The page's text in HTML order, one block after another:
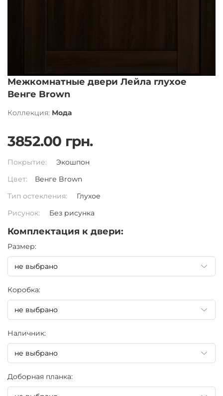
Межкомнатные двери Лейла глухое
Венге Brown
Коллекция: Мода
3852.00 грн.
Покрытие:
Экошпон
Цвет:
Венге Brown
Тип остекления:
Глухое
Рисунок:
Без рисунка
Комплектация к двери:
Pазмер:
Коробка:
Наличник:
Доборная планка: